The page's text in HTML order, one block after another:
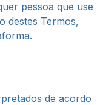
pessoa que use
destes Termos,
de acordo